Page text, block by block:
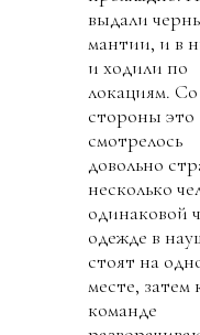
выдали
мантии, и в
и ходили по
локациям. Со
стороны это
смотрелось
довольно
несколько
одинаковой
одежде в
стоят на
месте, затем
команде